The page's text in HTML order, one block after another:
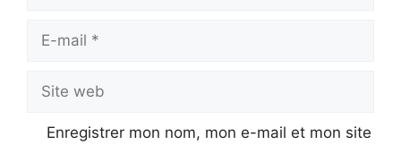
Site
web
Enregistrer mon nom, mon e-mail et mon site